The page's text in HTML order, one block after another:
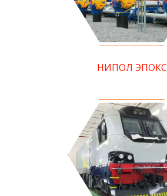
НИПОЛ ЭПОКС